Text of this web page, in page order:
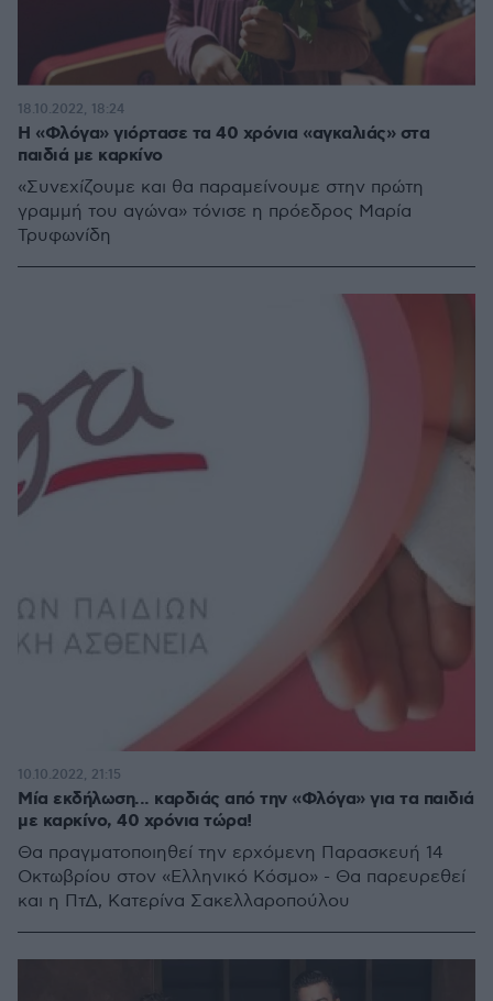
Η «Φλόγα» γιόρτασε τα 40 χρόνια «αγκαλιάς» στα
παιδιά με καρκίνο
«Συνεχίζουμε και θα παραμείνουμε στην πρώτη
γραμμή του αγώνα» τόνισε η πρόεδρος Μαρία
Τρυφωνίδη
18.10.2022, 18:24
Μία εκδήλωση... καρδιάς από την «Φλόγα» για τα παιδιά
με καρκίνο, 40 χρόνια τώρα!
Θα πραγματοποιηθεί την ερχόμενη Παρασκευή 14
Οκτωβρίου στον «Ελληνικό Κόσμο» - Θα παρευρεθεί
και η ΠτΔ, Κατερίνα Σακελλαροπούλου
10.10.2022, 21:15